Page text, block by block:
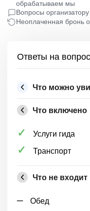
обрабатываем мы
Вопросы
Неоплаченная бронь
Ответы на
Что можно
Что включено
Услуги гида
Транспорт
Что не входит
Обед